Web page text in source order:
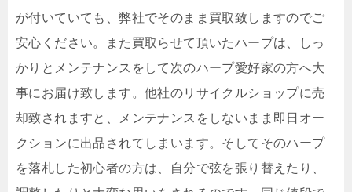
が付いていても、弊社でそのまま買取致しますのでご
安心ください。また買取らせて頂いたハープは、しっ
かりとメンテナンスをして次のハープ愛好家の方へ大
事にお届け致します。他社のリサイクルショップに売
却致されますと、メンテナンスをしないまま即日オー
クションに出品されてしまいます。そしてそのハープ
を落札した初心者の方は、自分で弦を張り替えたり、